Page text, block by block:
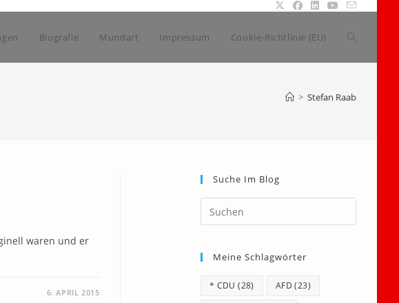
Biografie Mundart Impressum Cookie-Richtlinie (EU) Website-
> Stefan Raab
waren und er
6. APRIL 2015
Suche Im Blog
Escape
Meine Schlagwörter
* CDU (28) AFD (23)